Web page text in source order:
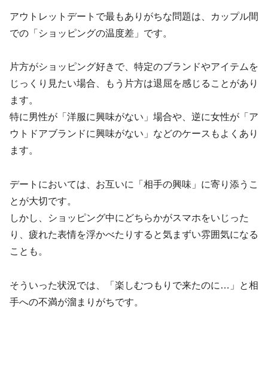
アウトレットデートで最もありがちな問題は、カップル間
での「ショッピングの温度差」です。
片方がショッピング好きで、特定のブランドやアイテムを
じっくり見たい場合、もう片方は退屈を感じることがあり
ます。
特に男性が「洋服に興味がない」場合や、逆に女性が「ア
ウトドアブランドに興味がない」などのケースもよくあり
ます。
デートにおいては、お互いに「相手の興味」に寄り添うこ
とが大切です。
しかし、ショッピング中にどちらかがスマホをいじった
り、疲れた表情を浮かべたりすると気まずい雰囲気になる
ことも。
そういった状況では、「楽しむつもりで来たのに…」と相
手への不満が溜まりがちです。